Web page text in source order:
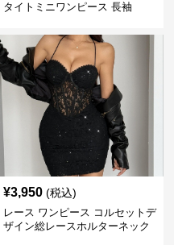
タイトミニワンピース 長袖
¥3,950 (税込)
レース ワンピース コルセットデ
ザイン総レースホルターネック